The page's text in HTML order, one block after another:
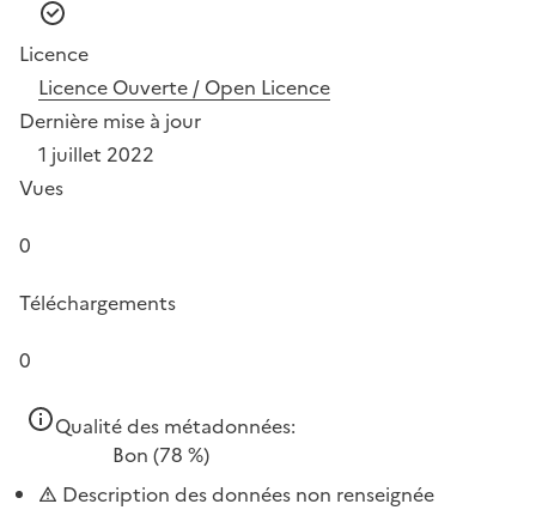
Licence
Licence Ouverte / Open Licence
Dernière mise à jour
1 juillet 2022
Vues
0
Téléchargements
0
Qualité des métadonnées:
Bon (78 %)
Description des données non renseignée